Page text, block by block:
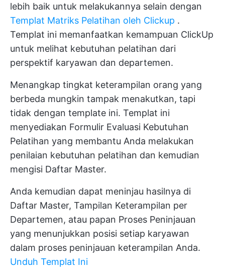
lebih baik untuk melakukannya selain dengan
Templat Matriks Pelatihan oleh Clickup .
Templat ini memanfaatkan kemampuan ClickUp
untuk melihat kebutuhan pelatihan dari
perspektif karyawan dan departemen.
Menangkap tingkat keterampilan orang yang
berbeda mungkin tampak menakutkan, tapi
tidak dengan template ini. Templat ini
menyediakan Formulir Evaluasi Kebutuhan
Pelatihan yang membantu Anda melakukan
penilaian kebutuhan pelatihan dan kemudian
mengisi Daftar Master.
Anda kemudian dapat meninjau hasilnya di
Daftar Master, Tampilan Keterampilan per
Departemen, atau papan Proses Peninjauan
yang menunjukkan posisi setiap karyawan
dalam proses peninjauan keterampilan Anda.
Unduh Templat Ini